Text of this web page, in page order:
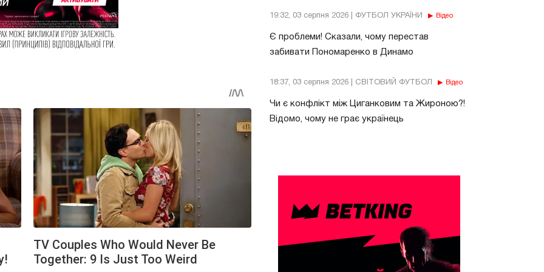
19:32, 03 серпня 2026 | ФУТБОЛ УКРАЇНИ Відео
Є проблеми! Сказали, чому перестав
забивати Пономаренко в Динамо
18:37, 03 серпня 2026 | СВІТОВИЙ ФУТБОЛ Відео
Чи є конфлікт між Циганковим та Жироною?!
Відомо, чому не грає українець